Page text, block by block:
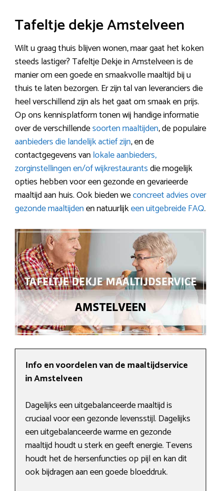
Tafeltje dekje Amstelveen
Wilt u graag thuis blijven wonen, maar gaat het koken
steeds lastiger? Tafeltje Dekje in Amstelveen is de
manier om een goede en smaakvolle maaltijd bij u
thuis te laten bezorgen. Er zijn tal van leveranciers die
heel verschillend zijn als het gaat om smaak en prijs.
Op ons kennisplatform tonen wij handige informatie
over de verschillendesoorten maaltijden, de populaire
aanbieders die landelijk actief zijn, en de
contactgegevens vanlokale aanbieders,
zorginstellingen en/of wijkrestaurantsdie mogelijk
opties hebben voor een gezonde en gevarieerde
maaltijd aan huis. Ook bieden weconcreet advies over
gezonde maaltijdenen natuurlijkeen uitgebreide FAQ.
Info en voordelen van de maaltijdservice
in Amstelveen
Dagelijks een uitgebalanceerde maaltijd is
cruciaal voor een gezonde levensstijl. Dagelijks
een uitgebalanceerde warme en gezonde
maaltijd houdt u sterk en geeft energie. Tevens
houdt het de hersenfuncties op pijl en kan dit
ook bijdragen aan een goede bloeddruk.